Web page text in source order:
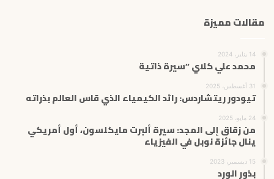
مقالات مميزة
14 يناير، 2024
محمد علي كلاي “سيرة ذاتية
31 أغسطس، 2025
تيودور ريتشاردس: رائد الكيمياء الذي قاس العالم بذراته
24 مايو، 2025
من زقاق إلى المجد: سيرة ألبرت مايكلسون، أول أمريكي
ينال جائزة نوبل في الفيزياء
15 ديسمبر، 2023
بذور الورد